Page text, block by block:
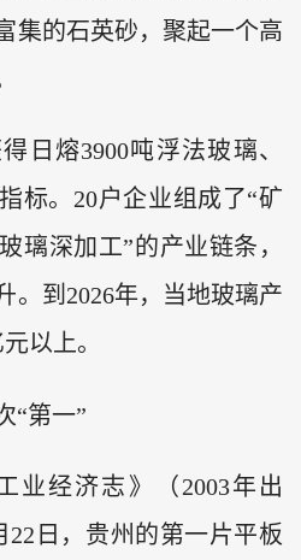
集的石英砂，聚起一个高
日熔3900吨浮法玻璃、
标。20户企业组成了“矿
深加工”的产业链条，
。到2026年，当地玻璃产
以上。
“第一”
业经济志》（2003年出
22日，贵州的第一片平板